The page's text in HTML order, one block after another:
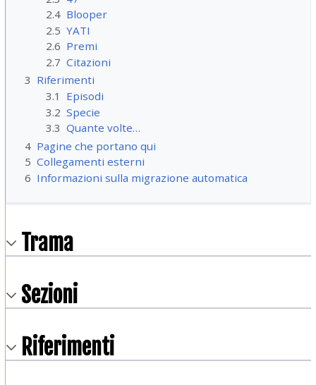
2.4 Blooper
2.5 YATI
2.6 Premi
2.7 Citazioni
3 Riferimenti
3.1
Episodi
3.2 Specie
3.3 Quante volte…
4 Pagine che portano qui
5 Collegamenti esterni
6 Informazioni sulla migrazione automatica
Trama
Sezioni
Riferimenti